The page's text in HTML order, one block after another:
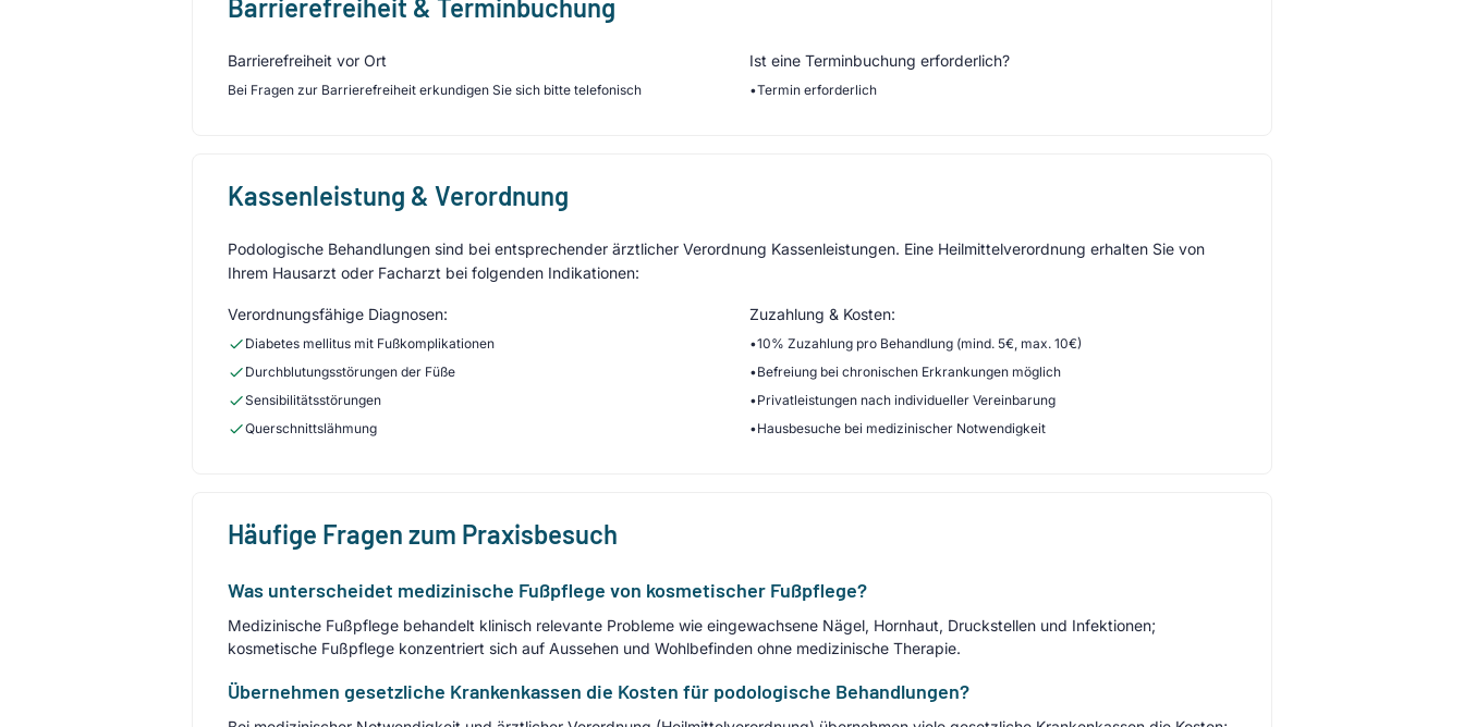
Barrierefreiheit & Terminbuchung
Barrierefreiheit vor Ort
Bei Fragen zur Barrierefreiheit erkundigen Sie sich bitte telefonisch
Ist eine Terminbuchung erforderlich?
•Termin erforderlich
Kassenleistung & Verordnung
Podologische Behandlungen sind bei entsprechender ärztlicher Verordnung Kassenleistungen. Eine Heilmittelverordnung erhalten Sie von
Ihrem Hausarzt oder Facharzt bei folgenden Indikationen:
Verordnungsfähige Diagnosen:
Diabetes mellitus mit Fußkomplikationen
Durchblutungsstörungen der Füße
Sensibilitätsstörungen
Querschnittslähmung
Zuzahlung & Kosten:
•10% Zuzahlung pro Behandlung (mind. 5€, max. 10€)
•Befreiung bei chronischen Erkrankungen möglich
•Privatleistungen nach individueller Vereinbarung
•Hausbesuche bei medizinischer Notwendigkeit
Häufige Fragen zum Praxisbesuch
Was unterscheidet medizinische Fußpflege von kosmetischer Fußpflege?
Medizinische Fußpflege behandelt klinisch relevante Probleme wie eingewachsene Nägel, Hornhaut, Druckstellen und Infektionen;
kosmetische Fußpflege konzentriert sich auf Aussehen und Wohlbefinden ohne medizinische Therapie.
Übernehmen gesetzliche Krankenkassen die Kosten für podologische Behandlungen?